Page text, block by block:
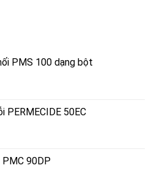
PMS 100 dạng bột
PERMECIDE 50EC
90DP